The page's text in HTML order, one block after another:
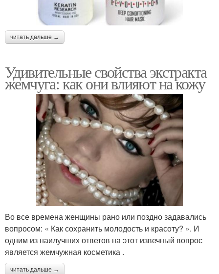
читать дальше →
Удивительные свойства экстракта
жемчуга: как они влияют на кожу
Во все времена женщины рано или поздно задавались
вопросом: « Как сохранить молодость и красоту? ». И
одним из наилучших ответов на этот извечный вопрос
является жемчужная косметика .
читать дальше →